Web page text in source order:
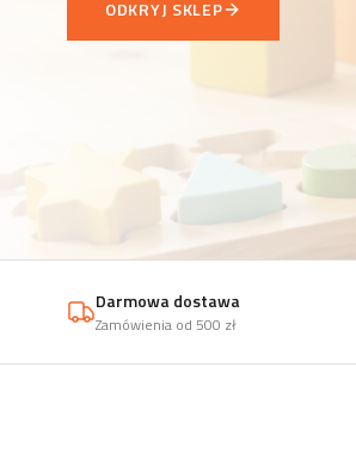
Darmowa dostawa
Zamówienia od 500 zł